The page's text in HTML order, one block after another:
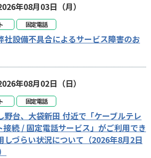
年08月03日（月）
固定電話
社設備不具合によるサービス障害のお
年08月02日（日）
固定電話
野台、大袋新田 付近で「ケーブルテレ
接続 / 固定電話サービス」がご利用でき
しづらい状況について（2026年8月2日